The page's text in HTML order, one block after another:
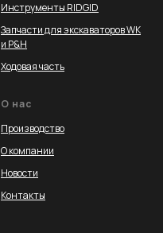
Инструменты RIDGID
Запчасти для экскаваторов WK
и P&H
Ходовая часть
О нас
Производство
О компании
Новости
Контакты